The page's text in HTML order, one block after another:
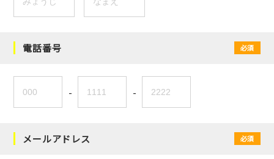
電話番号 必須
- -
メールアドレス 必須